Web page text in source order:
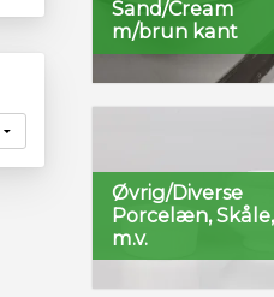
Sand/Cream
m/brun kant
Øvrig/Diverse
Porcelæn, Skåle,
m.v.